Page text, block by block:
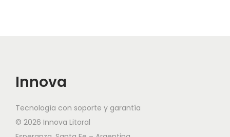
Innova
Tecnología con soporte y garantía
© 2026 Innova Litoral